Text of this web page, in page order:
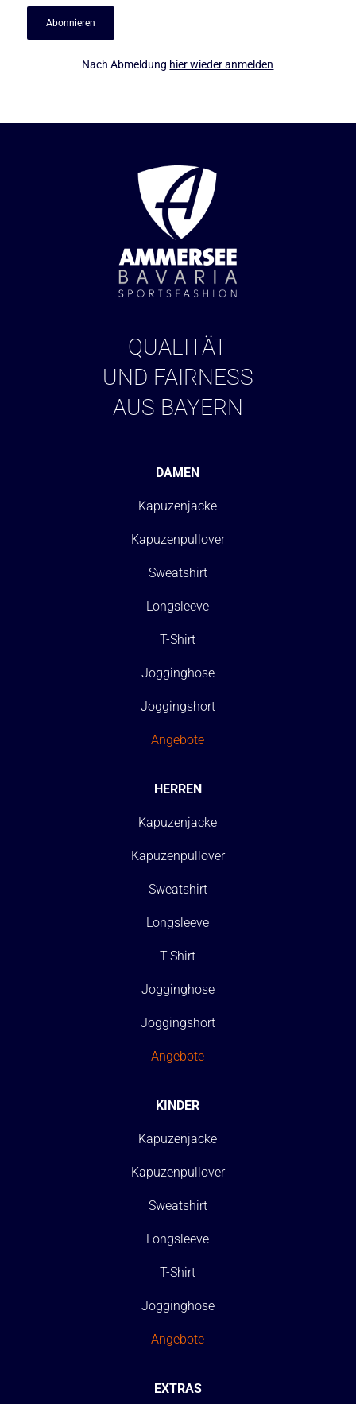
Nach Abmeldung hier wieder anmelden
QUALITÄT
UND FAIRNESS
AUS BAYERN
DAMEN
Kapuzenjacke
Kapuzenpullover
Sweatshirt
Longsleeve
T-Shirt
Jogginghose
Joggingshort
Angebote
HERREN
Kapuzenjacke
Kapuzenpullover
Sweatshirt
Longsleeve
T-Shirt
Jogginghose
Joggingshort
Angebote
KINDER
Kapuzenjacke
Kapuzenpullover
Sweatshirt
Longsleeve
T-Shirt
Jogginghose
Angebote
EXTRAS